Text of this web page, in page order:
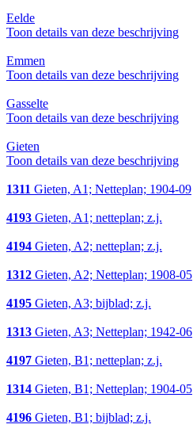
Eelde
Toon details van deze beschrijving
Emmen
Toon details van deze beschrijving
Gasselte
Toon details van deze beschrijving
Gieten
Toon details van deze beschrijving
1311 Gieten, A1; Netteplan; 1904-09
4193 Gieten, A1; netteplan; z.j.
4194 Gieten, A2; netteplan; z.j.
1312 Gieten, A2; Netteplan; 1908-05
4195 Gieten, A3; bijblad; z.j.
1313 Gieten, A3; Netteplan; 1942-06
4197 Gieten, B1; netteplan; z.j.
1314 Gieten, B1; Netteplan; 1904-05
4196 Gieten, B1; bijblad; z.j.